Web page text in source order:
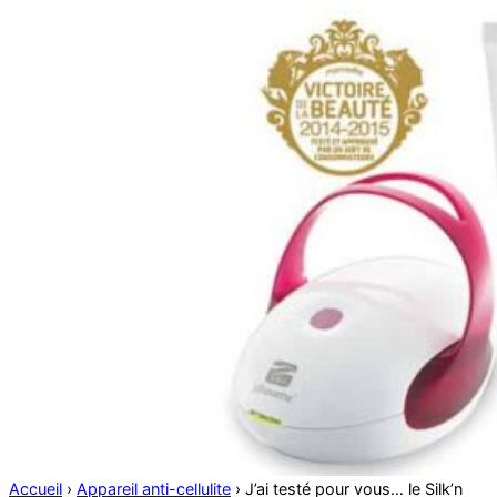
Accueil › Appareil anti-cellulite › J’ai testé pour vous… le Silk’n